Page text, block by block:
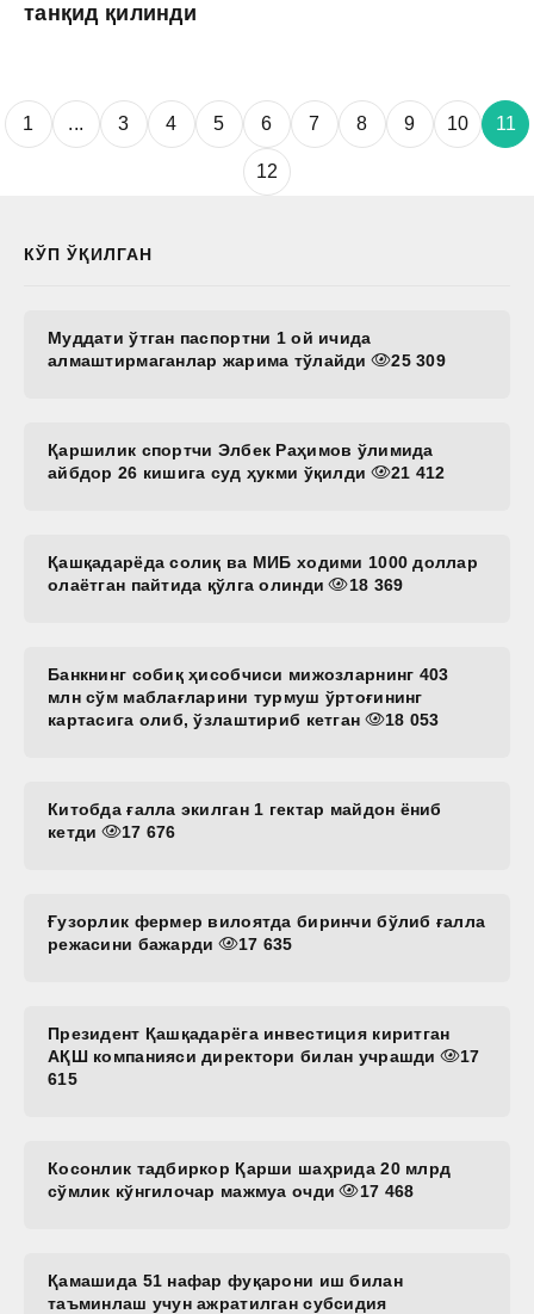
танқид қилинди
1 ... 3 4 5 6 7 8 9 10 11
12
КЎП ЎҚИЛГАН
Муддати ўтган паспортни 1 ой ичида
алмаштирмаганлар жарима тўлайди
25 309
Қаршилик спортчи Элбек Раҳимов ўлимида
айбдор 26 кишига суд ҳукми ўқилди
21 412
Қашқадарёда солиқ ва МИБ ходими 1000 доллар
олаётган пайтида қўлга олинди
18 369
Банкнинг собиқ ҳисобчиси мижозларнинг 403
млн сўм маблағларини турмуш ўртоғининг
картасига олиб, ўзлаштириб кетган
18 053
Китобда ғалла экилган 1 гектар майдон ёниб
кетди
17 676
Ғузорлик фермер вилоятда биринчи бўлиб ғалла
режасини бажарди
17 635
Президент Қашқадарёга инвестиция киритган
АҚШ компанияси директори билан учрашди
17
615
Косонлик тадбиркор Қарши шаҳрида 20 млрд
сўмлик кўнгилочар мажмуа очди
17 468
Қамашида 51 нафар фуқарони иш билан
таъминлаш учун ажратилган субсидия